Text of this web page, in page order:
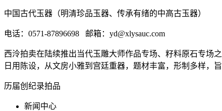
中国古代玉器（明清珍品玉器、传承有绪的中高古玉器）
电话：0571-87896698 邮箱：yd@xlysauc.com
西泠拍卖在陆续推出当代玉雕大师作品专场、籽料原石专场
日用陈设，从文房小雅到宫廷重器，题材丰富，形制多样，
历届创纪录拍品
新闻中心